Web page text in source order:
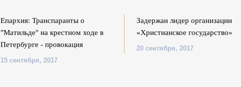
Епархия: Транспаранты о
"Матильде" на крестном ходе в
Петербурге - провокация
15 сентября, 2017
Задержан лидер организации
«Христианское государство»
20 сентября, 2017